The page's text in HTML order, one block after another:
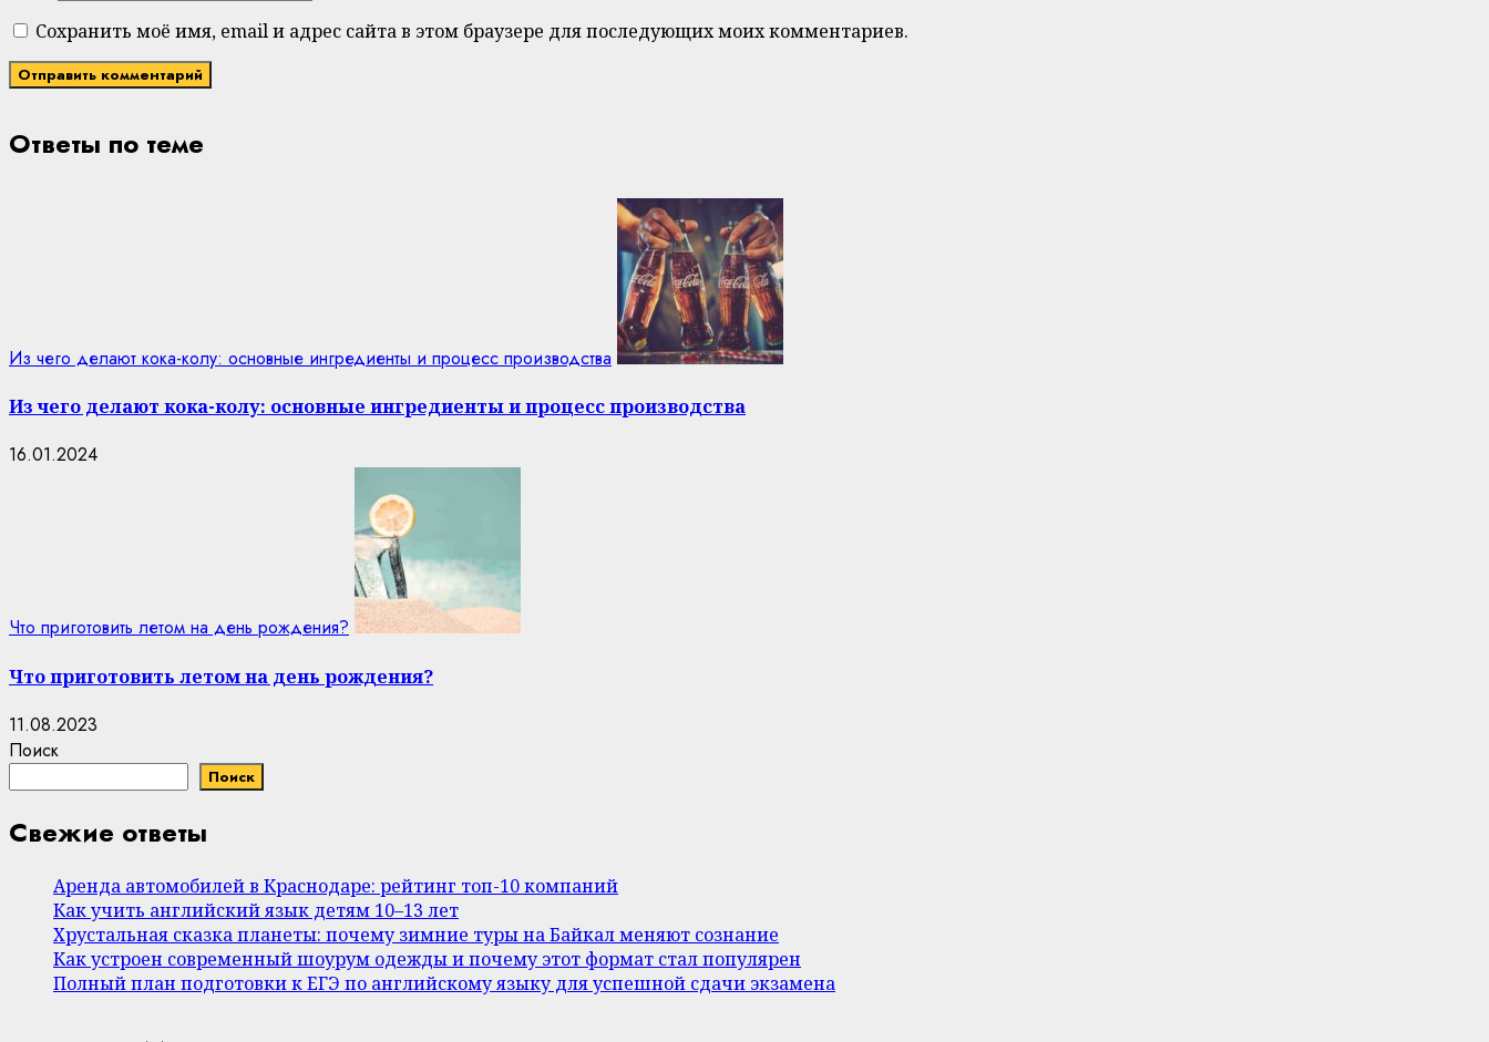
Сохранить моё имя, email и адрес сайта в этом браузере для последующих моих комментариев.
Ответы по теме
Из чего делают кока-колу: основные ингредиенты и процесс производства
Из чего делают кока-колу: основные ингредиенты и процесс производства
16.01.2024
Что приготовить летом на день рождения?
Что приготовить летом на день рождения?
11.08.2023
Поиск
Поиск
Свежие ответы
Аренда автомобилей в Краснодаре: рейтинг топ-10 компаний
Как учить английский язык детям 10–13 лет
Хрустальная сказка планеты: почему зимние туры на Байкал меняют сознание
Как устроен современный шоурум одежды и почему этот формат стал популярен
Полный план подготовки к ЕГЭ по английскому языку для успешной сдачи экзамена